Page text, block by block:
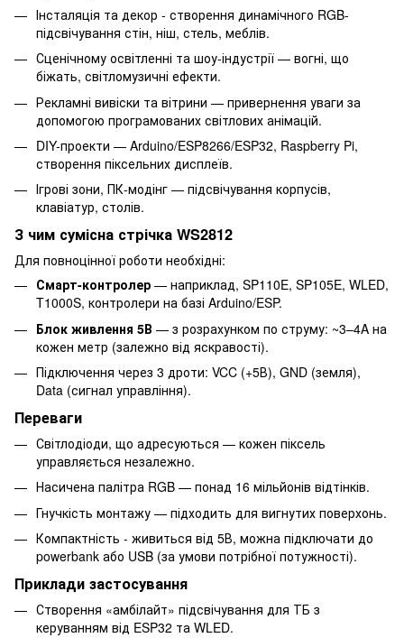
Інсталяція та декор - створення динамічного RGB-
підсвічування стін, ніш, стель, меблів.
Сценічному освітленні та шоу-індустрії — вогні, що
біжать, світломузичні ефекти.
Рекламні вивіски та вітрини — привернення уваги за
допомогою програмованих світлових анімацій.
DIY-проекти — Arduino/ESP8266/ESP32, Raspberry Pi,
створення піксельних дисплеїв.
Ігрові зони, ПК-модінг — підсвічування корпусів,
клавіатур, столів.
З чим сумісна стрічка WS2812
Для повноцінної роботи необхідні:
Смарт-контролер — наприклад, SP110E, SP105E, WLED,
T1000S, контролери на базі Arduino/ESP.
Блок живлення 5В — з розрахунком по струму: ~3–4A на
кожен метр (залежно від яскравості).
Підключення через 3 дроти: VCC (+5В), GND (земля),
Data (сигнал управління).
Переваги
Світлодіоди, що адресуються — кожен піксель
управляється незалежно.
Насичена палітра RGB — понад 16 мільйонів відтінків.
Гнучкість монтажу — підходить для вигнутих поверхонь.
Компактність - живиться від 5В, можна підключати до
powerbank або USB (за умови потрібної потужності).
Приклади застосування
Створення «амбілайт» підсвічування для ТБ з
керуванням від ESP32 та WLED.